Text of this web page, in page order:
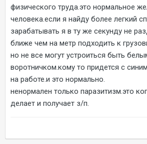
физического труда.это нормальное
человека.если я найду более легкий
зарабатывать я в ту же секунду не
ближе чем на метр подходить к
но не все могут устроиться быть
воротничком.кому то придется с
на работе.и это нормально.
ненормален только паразитизм.это
делает и получает з/п.